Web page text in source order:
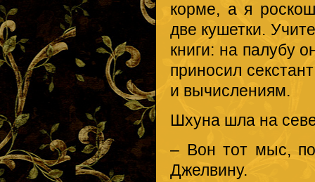
корме, а я
две кушетки.
книги: на палубу
приносил
и вычислениям.
Шхуна шла на
– Вон тот мыс,
Джелвину.